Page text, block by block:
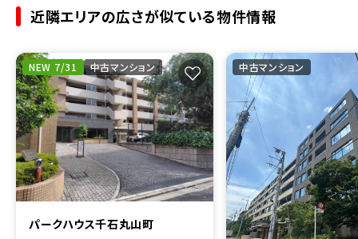
近隣エリアの広さが似ている物件情報
NEW 7/31 中古マンション
パークハウス千石丸山町
中古マンション